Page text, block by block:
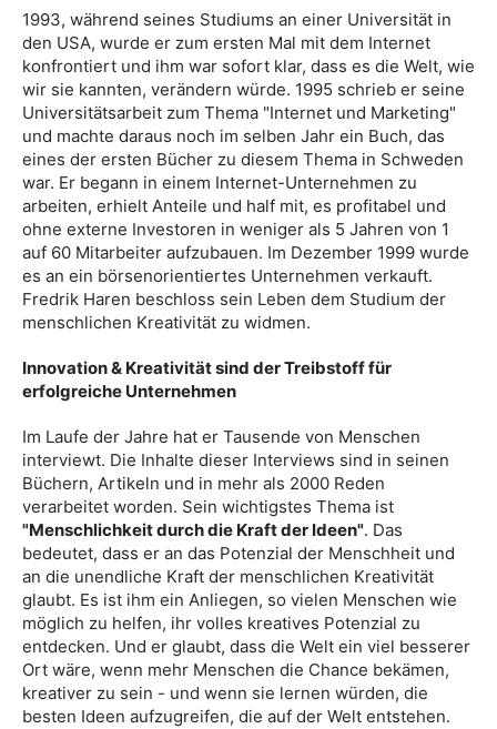
1993, während seines Studiums an einer Universität in
den USA, wurde er zum ersten Mal mit dem Internet
konfrontiert und ihm war sofort klar, dass es die Welt, wie
wir sie kannten, verändern würde. 1995 schrieb er seine
Universitätsarbeit zum Thema "Internet und Marketing"
und machte daraus noch im selben Jahr ein Buch, das
eines der ersten Bücher zu diesem Thema in Schweden
war. Er begann in einem Internet-Unternehmen zu
arbeiten, erhielt Anteile und half mit, es profitabel und
ohne externe Investoren in weniger als 5 Jahren von 1
auf 60 Mitarbeiter aufzubauen. Im Dezember 1999 wurde
es an ein börsenorientiertes Unternehmen verkauft.
Fredrik Haren beschloss sein Leben dem Studium der
menschlichen Kreativität zu widmen.
Innovation & Kreativität sind der Treibstoff für
erfolgreiche Unternehmen
Im Laufe der Jahre hat er Tausende von Menschen
interviewt. Die Inhalte dieser Interviews sind in seinen
Büchern, Artikeln und in mehr als 2000 Reden
verarbeitet worden. Sein wichtigstes Thema ist
"Menschlichkeit durch die Kraft der Ideen". Das
bedeutet, dass er an das Potenzial der Menschheit und
an die unendliche Kraft der menschlichen Kreativität
glaubt. Es ist ihm ein Anliegen, so vielen Menschen wie
möglich zu helfen, ihr volles kreatives Potenzial zu
entdecken. Und er glaubt, dass die Welt ein viel besserer
Ort wäre, wenn mehr Menschen die Chance bekämen,
kreativer zu sein - und wenn sie lernen würden, die
besten Ideen aufzugreifen, die auf der Welt entstehen.